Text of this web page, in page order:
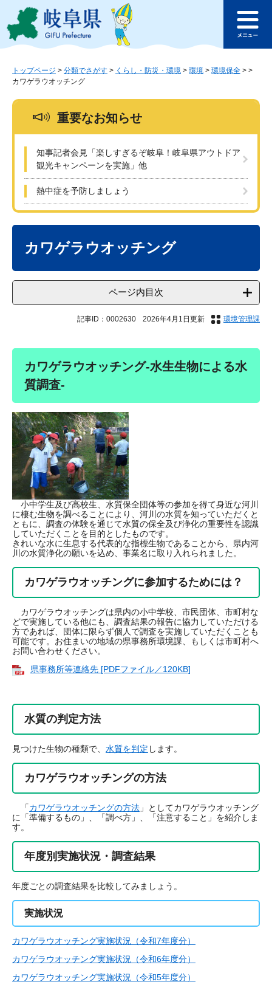
ジ
ュ
このページの本文へ
ュ
トップページ > 分類でさがす > くらし・防災・環境 > 環境 > 環境保全 > >
カワゲラウオッチング
重要なお知らせ
知事記者会見「楽しすぎるぞ岐阜！岐阜県アウトドア
観光キャンペーンを実施」他
熱中症を予防しましょう
カワゲラウオッチング
ページ内目次
記事ID：0002630 2026年4月1日更新 環境管理課
カワゲラウオッチング-水生生物による水
質調査-
小中学生及び高校生、水質保全団体等の参加を得て身近な河川
に棲む生物を調べることにより、河川の水質を知っていただくと
ともに、調査の体験を通じて水質の保全及び浄化の重要性を認識
していただくことを目的としたものです。
きれいな水に生息する代表的な指標生物であることから、県内河
川の水質浄化の願いを込め、事業名に取り入れられました。
カワゲラウオッチングに参加するためには？
カワゲラウオッチングは県内の小中学校、市民団体、市町村な
どで実施している他にも、調査結果の報告に協力していただける
方であれば、団体に限らず個人で調査を実施していただくことも
可能です。お住まいの地域の県事務所環境課、もしくは市町村へ
お問い合わせください。
県事務所等連絡先 [PDFファイル／120KB]
水質の判定方法
見つけた生物の種類で、 水質を判定 します。
カワゲラウオッチングの方法
「カワゲラウオッチングの方法 」としてカワゲラウオッチング
に「準備するもの」、「調べ方」、「注意すること」を紹介しま
す。
年度別実施状況・調査結果
年度ごとの調査結果を比較してみましょう。
実施状況
カワゲラウオッチング実施状況（令和7年度分）
カワゲラウオッチング実施状況（令和6年度分）
カワゲラウオッチング実施状況（令和5年度分）